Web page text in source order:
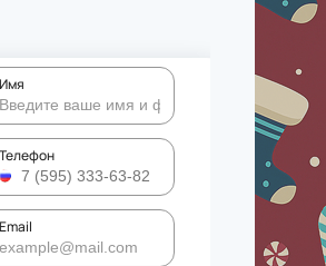
Имя
Телефон
Email